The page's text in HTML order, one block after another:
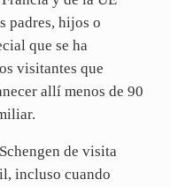
padres, hijos o
que se ha
visitantes que
allí menos de 90
de visita
incluso cuando